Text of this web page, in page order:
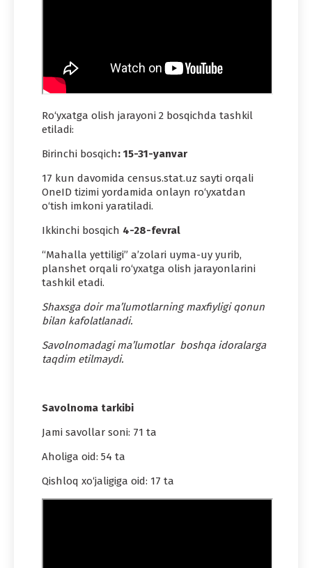
Ro‘yxatga olish jarayoni 2 bosqichda tashkil
etiladi:
Birinchi bosqich: 15-31-yanvar
17 kun davomida census.stat.uz sayti orqali
OneID tizimi yordamida onlayn ro‘yxatdan
o‘tish imkoni yaratiladi.
Ikkinchi bosqich 4-28-fevral
“Mahalla yettiligi” a’zolari uyma-uy yurib,
planshet orqali ro‘yxatga olish jarayonlarini
tashkil etadi.
Shaxsga doir ma’lumotlarning maxfiyligi qonun
bilan kafolatlanadi.
Savolnomadagi ma’lumotlar boshqa idoralarga
taqdim etilmaydi.
Savolnoma tarkibi
Jami savollar soni: 71 ta
Aholiga oid: 54 ta
Qishloq xo‘jaligiga oid: 17 ta